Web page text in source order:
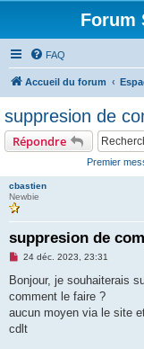
Forum
FAQ
Accueil du forum
suppresion de
Répondre
Premier
cbastien
Newbie
suppresion de
M
s
a
g
n
24 déc. 2023, 23:31
Bonjour, je souhaiterais
comment le faire ?
aucun moyen via le site
cdlt